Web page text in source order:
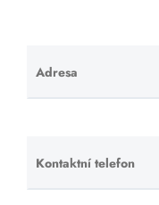
Adresa
Ponechte
toto pole
Kontaktní telefon
Ponechte
toto pole